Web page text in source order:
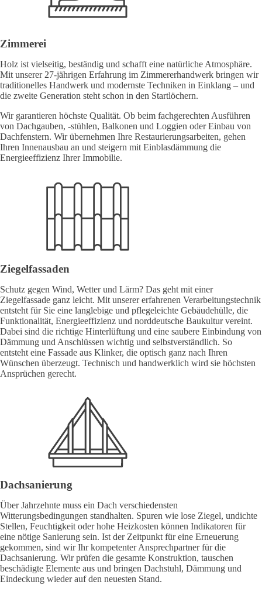
Zimmerei
Holz ist vielseitig, beständig und schafft eine natürliche Atmosphäre.
Mit unserer 27-jährigen Erfahrung im Zimmererhandwerk bringen wir
traditionelles Handwerk und modernste Techniken in Einklang – und
die zweite Generation steht schon in den Startlöchern.
Wir garantieren höchste Qualität. Ob beim fachgerechten Ausführen
von Dachgauben, -stühlen, Balkonen und Loggien oder Einbau von
Dachfenstern. Wir übernehmen Ihre Restaurierungsarbeiten, gehen
Ihren Innenausbau an und steigern mit Einblasdämmung die
Energieeffizienz Ihrer Immobilie.
Ziegelfassaden
Schutz gegen Wind, Wetter und Lärm? Das geht mit einer
Ziegelfassade ganz leicht. Mit unserer erfahrenen Verarbeitungstechnik
entsteht für Sie eine langlebige und pflegeleichte Gebäudehülle, die
Funktionalität, Energieeffizienz und norddeutsche Baukultur vereint.
Dabei sind die richtige Hinterlüftung und eine saubere Einbindung von
Dämmung und Anschlüssen wichtig und selbstverständlich. So
entsteht eine Fassade aus Klinker, die optisch ganz nach Ihren
Wünschen überzeugt. Technisch und handwerklich wird sie höchsten
Ansprüchen gerecht.
Dachsanierung
Über Jahrzehnte muss ein Dach verschiedensten
Witterungsbedingungen standhalten. Spuren wie lose Ziegel, undichte
Stellen, Feuchtigkeit oder hohe Heizkosten können Indikatoren für
eine nötige Sanierung sein. Ist der Zeitpunkt für eine Erneuerung
gekommen, sind wir Ihr kompetenter Ansprechpartner für die
Dachsanierung. Wir prüfen die gesamte Konstruktion, tauschen
beschädigte Elemente aus und bringen Dachstuhl, Dämmung und
Eindeckung wieder auf den neuesten Stand.